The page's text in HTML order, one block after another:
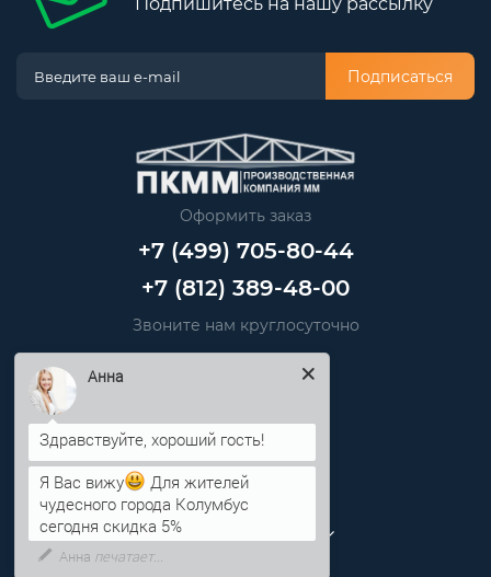
Подписаться
Оформить заказ
+7 (499) 705-80-44
+7 (812) 389-48-00
Звоните нам круглосуточно
Информация
Категории
Личный кабинет
Здравствуйте, хороший гость!
Я Вас вижу
Для жителей
чудесного города Колумбус
сегодня скидка 5%